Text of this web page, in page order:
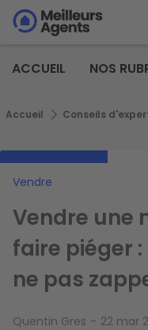
Aller
au
principal
Aller au
principal
Agents
ACCUEIL NOS
Fil d'Ariane
Accueil Conseils
Vendre
Vendre une
faire piéger
ne pas
Quentin Gres
22 mar